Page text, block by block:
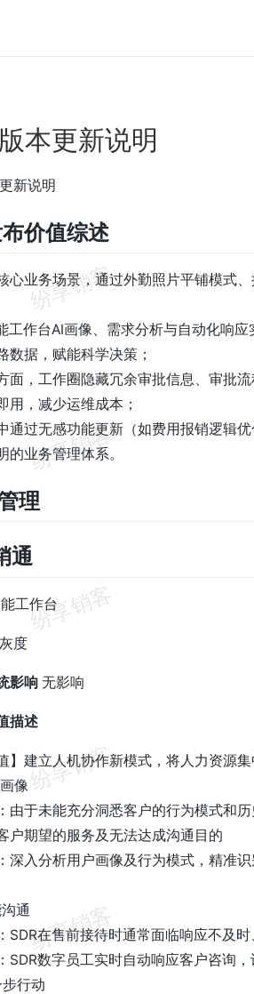
本更新说明
新说明
价值综述
心业务场景，通过外勤照片平铺模式
工作台AI画像、需求分析与自动化响
数据，赋能科学决策；
面，工作圈隐藏冗余审批信息、审批
用，减少运维成本；
通过无感功能更新（如费用报销逻辑
的业务管理体系。
理
通
工作台
灰度
影响 无影响
描述
】建立人机协作新模式，将人力资源
像
由于未能充分洞悉客户的行为模式和
户期望的服务及无法达成沟通目的
深入分析用户画像及行为模式，精准
通
SDR在售前接待时通常面临响应不及
SDR数字员工实时自动响应客户咨询
行动